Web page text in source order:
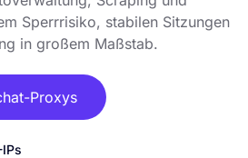
Sperrrisiko, stabilen Sitzungen
in großem Maßstab.
Proxys